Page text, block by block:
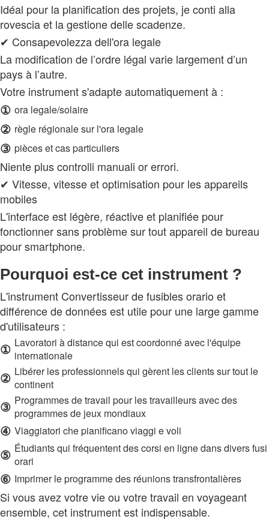
Idéal pour la planification des projets, je conti alla
rovescia et la gestione delle scadenze.
✔ Consapevolezza dell'ora legale
La modification de l’ordre légal varie largement d’un
pays à l’autre.
Votre instrument s'adapte automatiquement à :
① ora legale/solaire
② règle régionale sur l'ora legale
③ pièces et cas particuliers
Niente plus controlli manuali or errori.
✔ Vitesse, vitesse et optimisation pour les appareils
mobiles
L'interface est légère, réactive et planifiée pour
fonctionner sans problème sur tout appareil de bureau
pour smartphone.
Pourquoi est-ce cet instrument ?
L'instrument Convertisseur de fusibles orario et
différence de données est utile pour une large gamme
d'utilisateurs :
① Lavoratori à distance qui est coordonné avec l'équipe
internationale
② Libérer les professionnels qui gèrent les clients sur tout le
continent
③ Programmes de travail pour les travailleurs avec des
programmes de jeux mondiaux
④ Viaggiatori che pianificano viaggi e voli
⑤ Étudiants qui fréquentent des corsi en ligne dans divers fusi
orari
⑥ Imprimer le programme des réunions transfrontalières
Si vous avez votre vie ou votre travail en voyageant
ensemble, cet instrument est indispensable.